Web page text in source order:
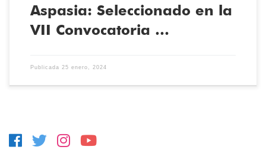
Aspasia: Seleccionado en la
VII Convocatoria …
Publicada 25 enero, 2024